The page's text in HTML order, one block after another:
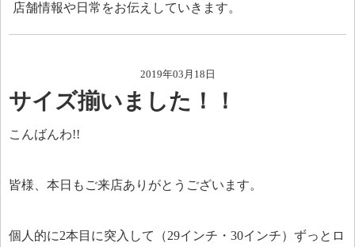
店舗情報や日常をお伝えしていきます。
2019年03月18日
サイズ揃いました！！
こんばんわ!!
皆様、本日もご来店ありがとうございます。
個人的に2本目に突入して（29インチ・30インチ）ずっとロ